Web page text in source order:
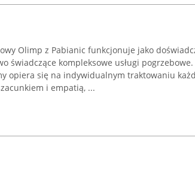
Olimp z Pabianic funkcjonuje jako
świadczące kompleksowe usługi
opiera się na indywidualnym traktowaniu
i empatią, ...